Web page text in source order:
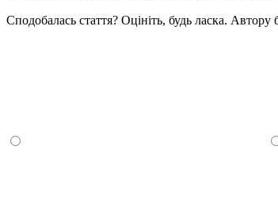
Сподобалась стаття? Оцініть, будь ласка.